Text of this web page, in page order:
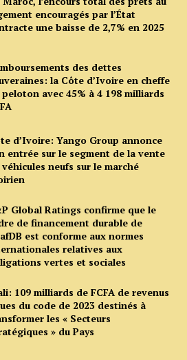
encouragés par l’État
une baisse de 2,7% en 2025
des dettes
la Côte d’Ivoire en cheffe
peloton avec 45% à 4 198 milliards
d’Ivoire: Yango Group annonce
entrée sur le segment de la vente
véhicules neufs sur le marché
Global Ratings confirme que le
de financement durable de
est conforme aux normes
relatives aux
vertes et sociales
109 milliards de FCFA de revenus
du code de 2023 destinés à
les « Secteurs
» du Pays